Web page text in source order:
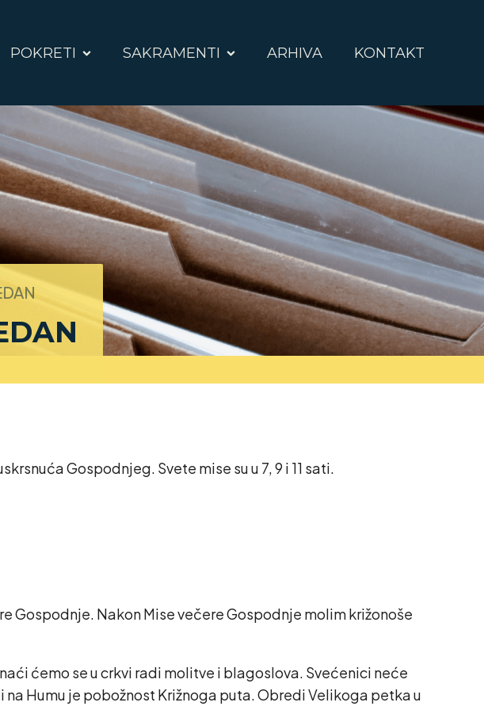
POKRETI SAKRAMENTI ARHIVA KONTAKT
Gospodnjeg. Svete mise su u 7, 9 i 11 sati.
Gospodnje. Nakon Mise večere Gospodnje molim križonoše
ćemo se u crkvi radi molitve i blagoslova. Svećenici neće
Humu je pobožnost Križnoga puta. Obredi Velikoga petka u